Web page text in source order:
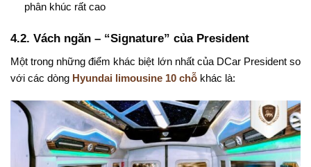
phân khúc rất cao
4.2. Vách ngăn – “Signature” của President
Một trong những điểm khác biệt lớn nhất của DCar President so
với các dòng Hyundai limousine 10 chỗ khác là: